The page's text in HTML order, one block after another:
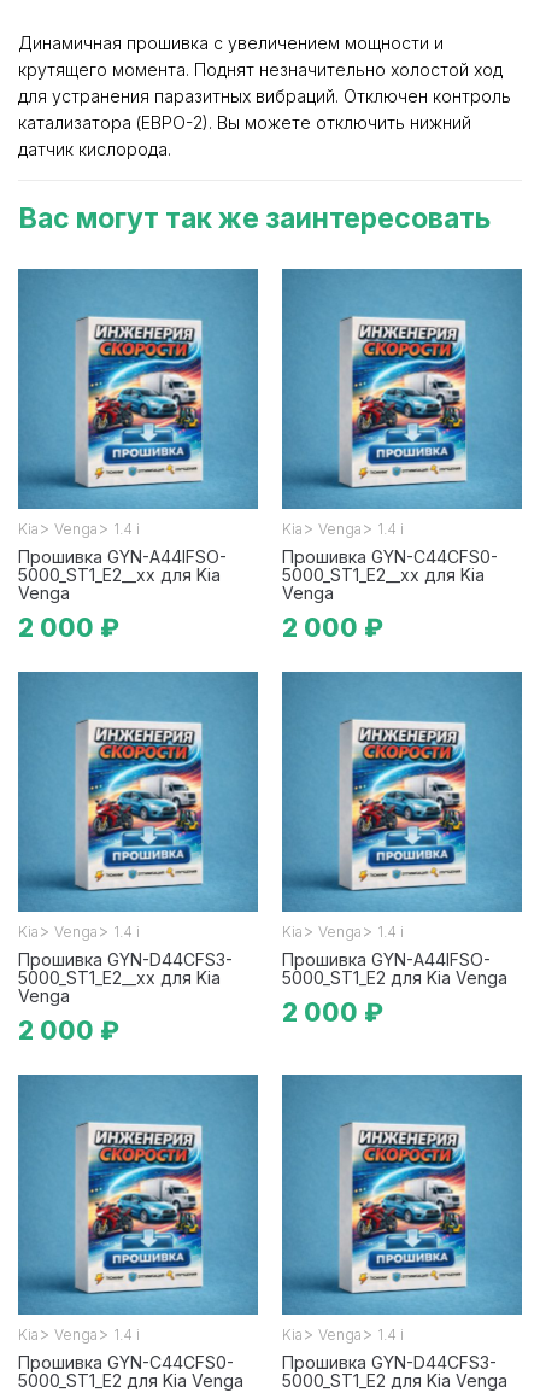
Динамичная прошивка с увеличением мощности и
крутящего момента. Поднят незначительно холостой ход
для устранения паразитных вибраций. Отключен контроль
катализатора (ЕВРО-2). Вы можете отключить нижний
датчик кислорода.
Вас могут так же заинтересовать
Kia > Venga > 1.4 i
Прошивка GYN-A44IFSO-
5000_ST1_E2__xx для Kia
Venga
2 000 ₽
Kia > Venga > 1.4 i
Прошивка GYN-C44CFS0-
5000_ST1_E2__xx для Kia
Venga
2 000 ₽
Kia > Venga > 1.4 i
Прошивка GYN-D44CFS3-
5000_ST1_E2__xx для Kia
Venga
2 000 ₽
Kia > Venga > 1.4 i
Прошивка GYN-A44IFSO-
5000_ST1_E2 для Kia Venga
2 000 ₽
Kia > Venga > 1.4 i
Прошивка GYN-C44CFS0-
5000_ST1_E2 для Kia Venga
Kia > Venga > 1.4 i
Прошивка GYN-D44CFS3-
5000_ST1_E2 для Kia Venga